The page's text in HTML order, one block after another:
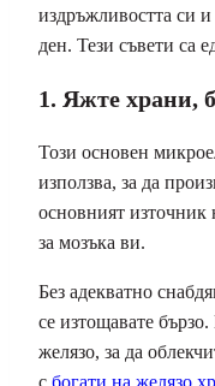
издръжливостта си и
ден. Тези съвети са
1. Яжте храни,
Този основен
използва, за да
основният източник
за мозъка ви.
Без адекватно
се изтощавате
желязо, за да